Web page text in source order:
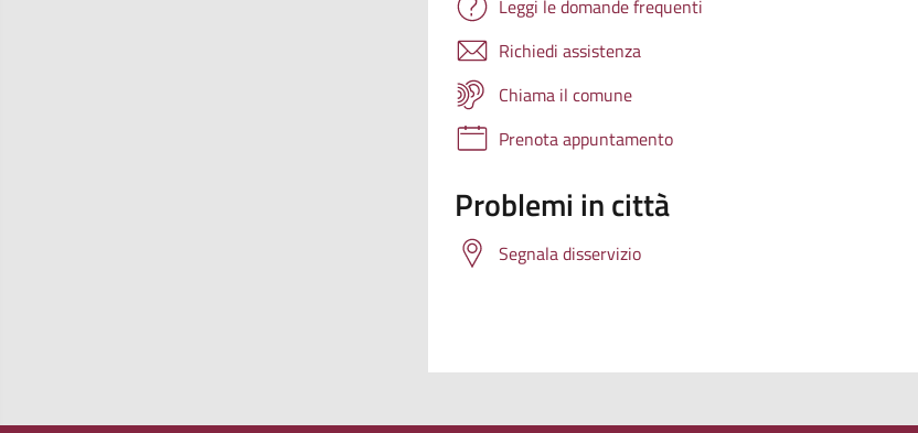
Leggi le domande frequenti
Richiedi assistenza
Chiama il comune
Prenota appuntamento
Problemi in città
Segnala disservizio